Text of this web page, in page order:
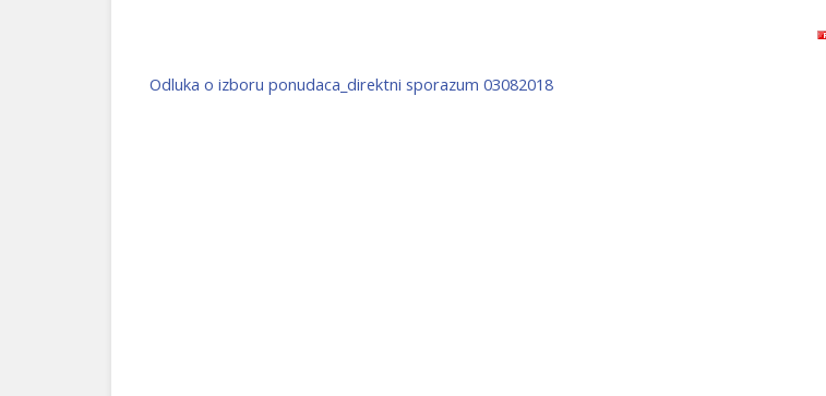
Odluka o izboru ponudaca_direktni sporazum 03082018